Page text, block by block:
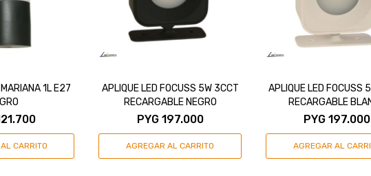
1L E27
APLIQUE LED FOCUSS 5W 3CCT
RECARGABLE NEGRO
PYG 197.000
APLIQUE LED FOCUSS
RECARGABLE
PYG 197.000